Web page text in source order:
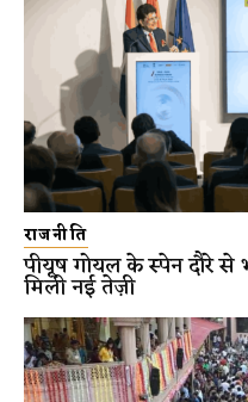
राजनीति
पीयूष गोयल के स्पेन दौरे से
मिली नई तेज़ी